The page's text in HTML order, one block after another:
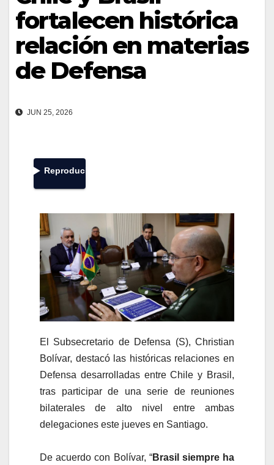
fortalecen histórica
relación en materias
de Defensa
JUN 25, 2026
Reproducir
El Subsecretario de Defensa (S), Christian
Bolívar, destacó las históricas relaciones en
Defensa desarrolladas entre Chile y Brasil,
tras participar de una serie de reuniones
bilaterales de alto nivel entre ambas
delegaciones este jueves en Santiago.
De acuerdo con Bolívar, “Brasil siempre ha